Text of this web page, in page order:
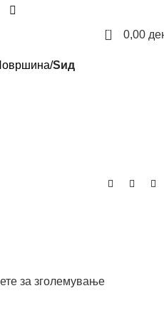
0 0,00
Sид
за зголемување